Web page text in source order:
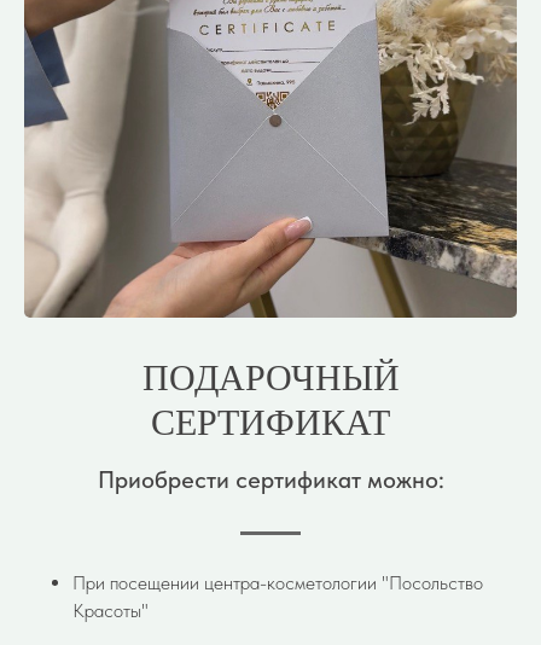
ПОДАРОЧНЫЙ
СЕРТИФИКАТ
Приобрести сертификат можно:
При посещении центра-косметологии "Посольство
Красоты"